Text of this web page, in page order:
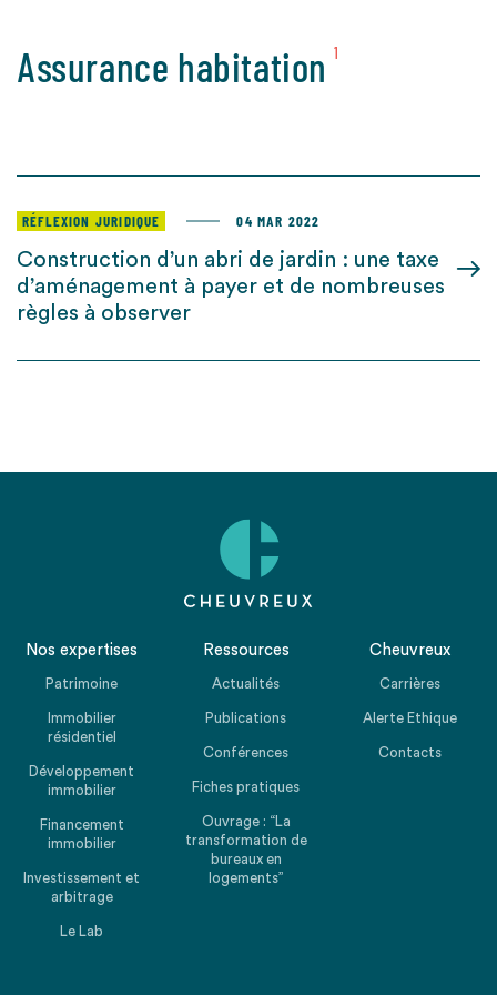
Assurance habitation 1
RÉFLEXION JURIDIQUE 04 MAR 2022
Construction d’un abri de jardin : une taxe
d’aménagement à payer et de nombreuses
règles à observer
Nos expertises
Patrimoine
Immobilier
résidentiel
Développement
immobilier
Financement
immobilier
Investissement et
arbitrage
Le Lab
Ressources
Actualités
Publications
Conférences
Fiches pratiques
Ouvrage : “La
transformation de
bureaux en
logements”
Cheuvreux
Carrières
Alerte Ethique
Contacts